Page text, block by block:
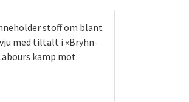
stoff om blant
med tiltalt i «Bryhn-
kamp mot